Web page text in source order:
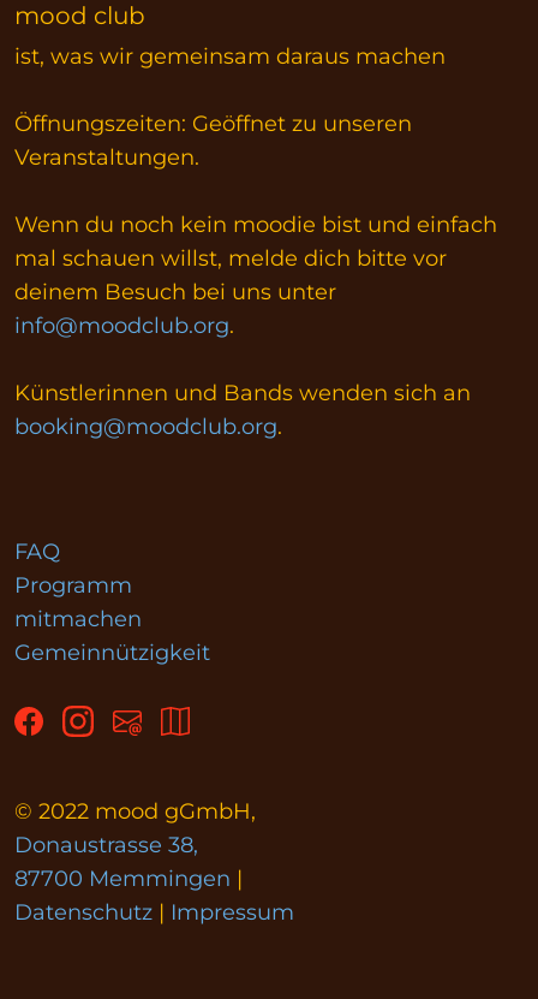
mood club
ist, was wir gemeinsam daraus machen
Öffnungszeiten: Geöffnet zu unseren
Veranstaltungen.
Wenn du noch kein moodie bist und einfach
mal schauen willst, melde dich bitte vor
deinem Besuch bei uns unter
info@moodclub.org.
Künstlerinnen und Bands wenden sich an
booking@moodclub.org.
FAQ
Programm
mitmachen
Gemeinnützigkeit
© 2022 mood gGmbH,
Donaustrasse 38,
87700 Memmingen |
Datenschutz | Impressum